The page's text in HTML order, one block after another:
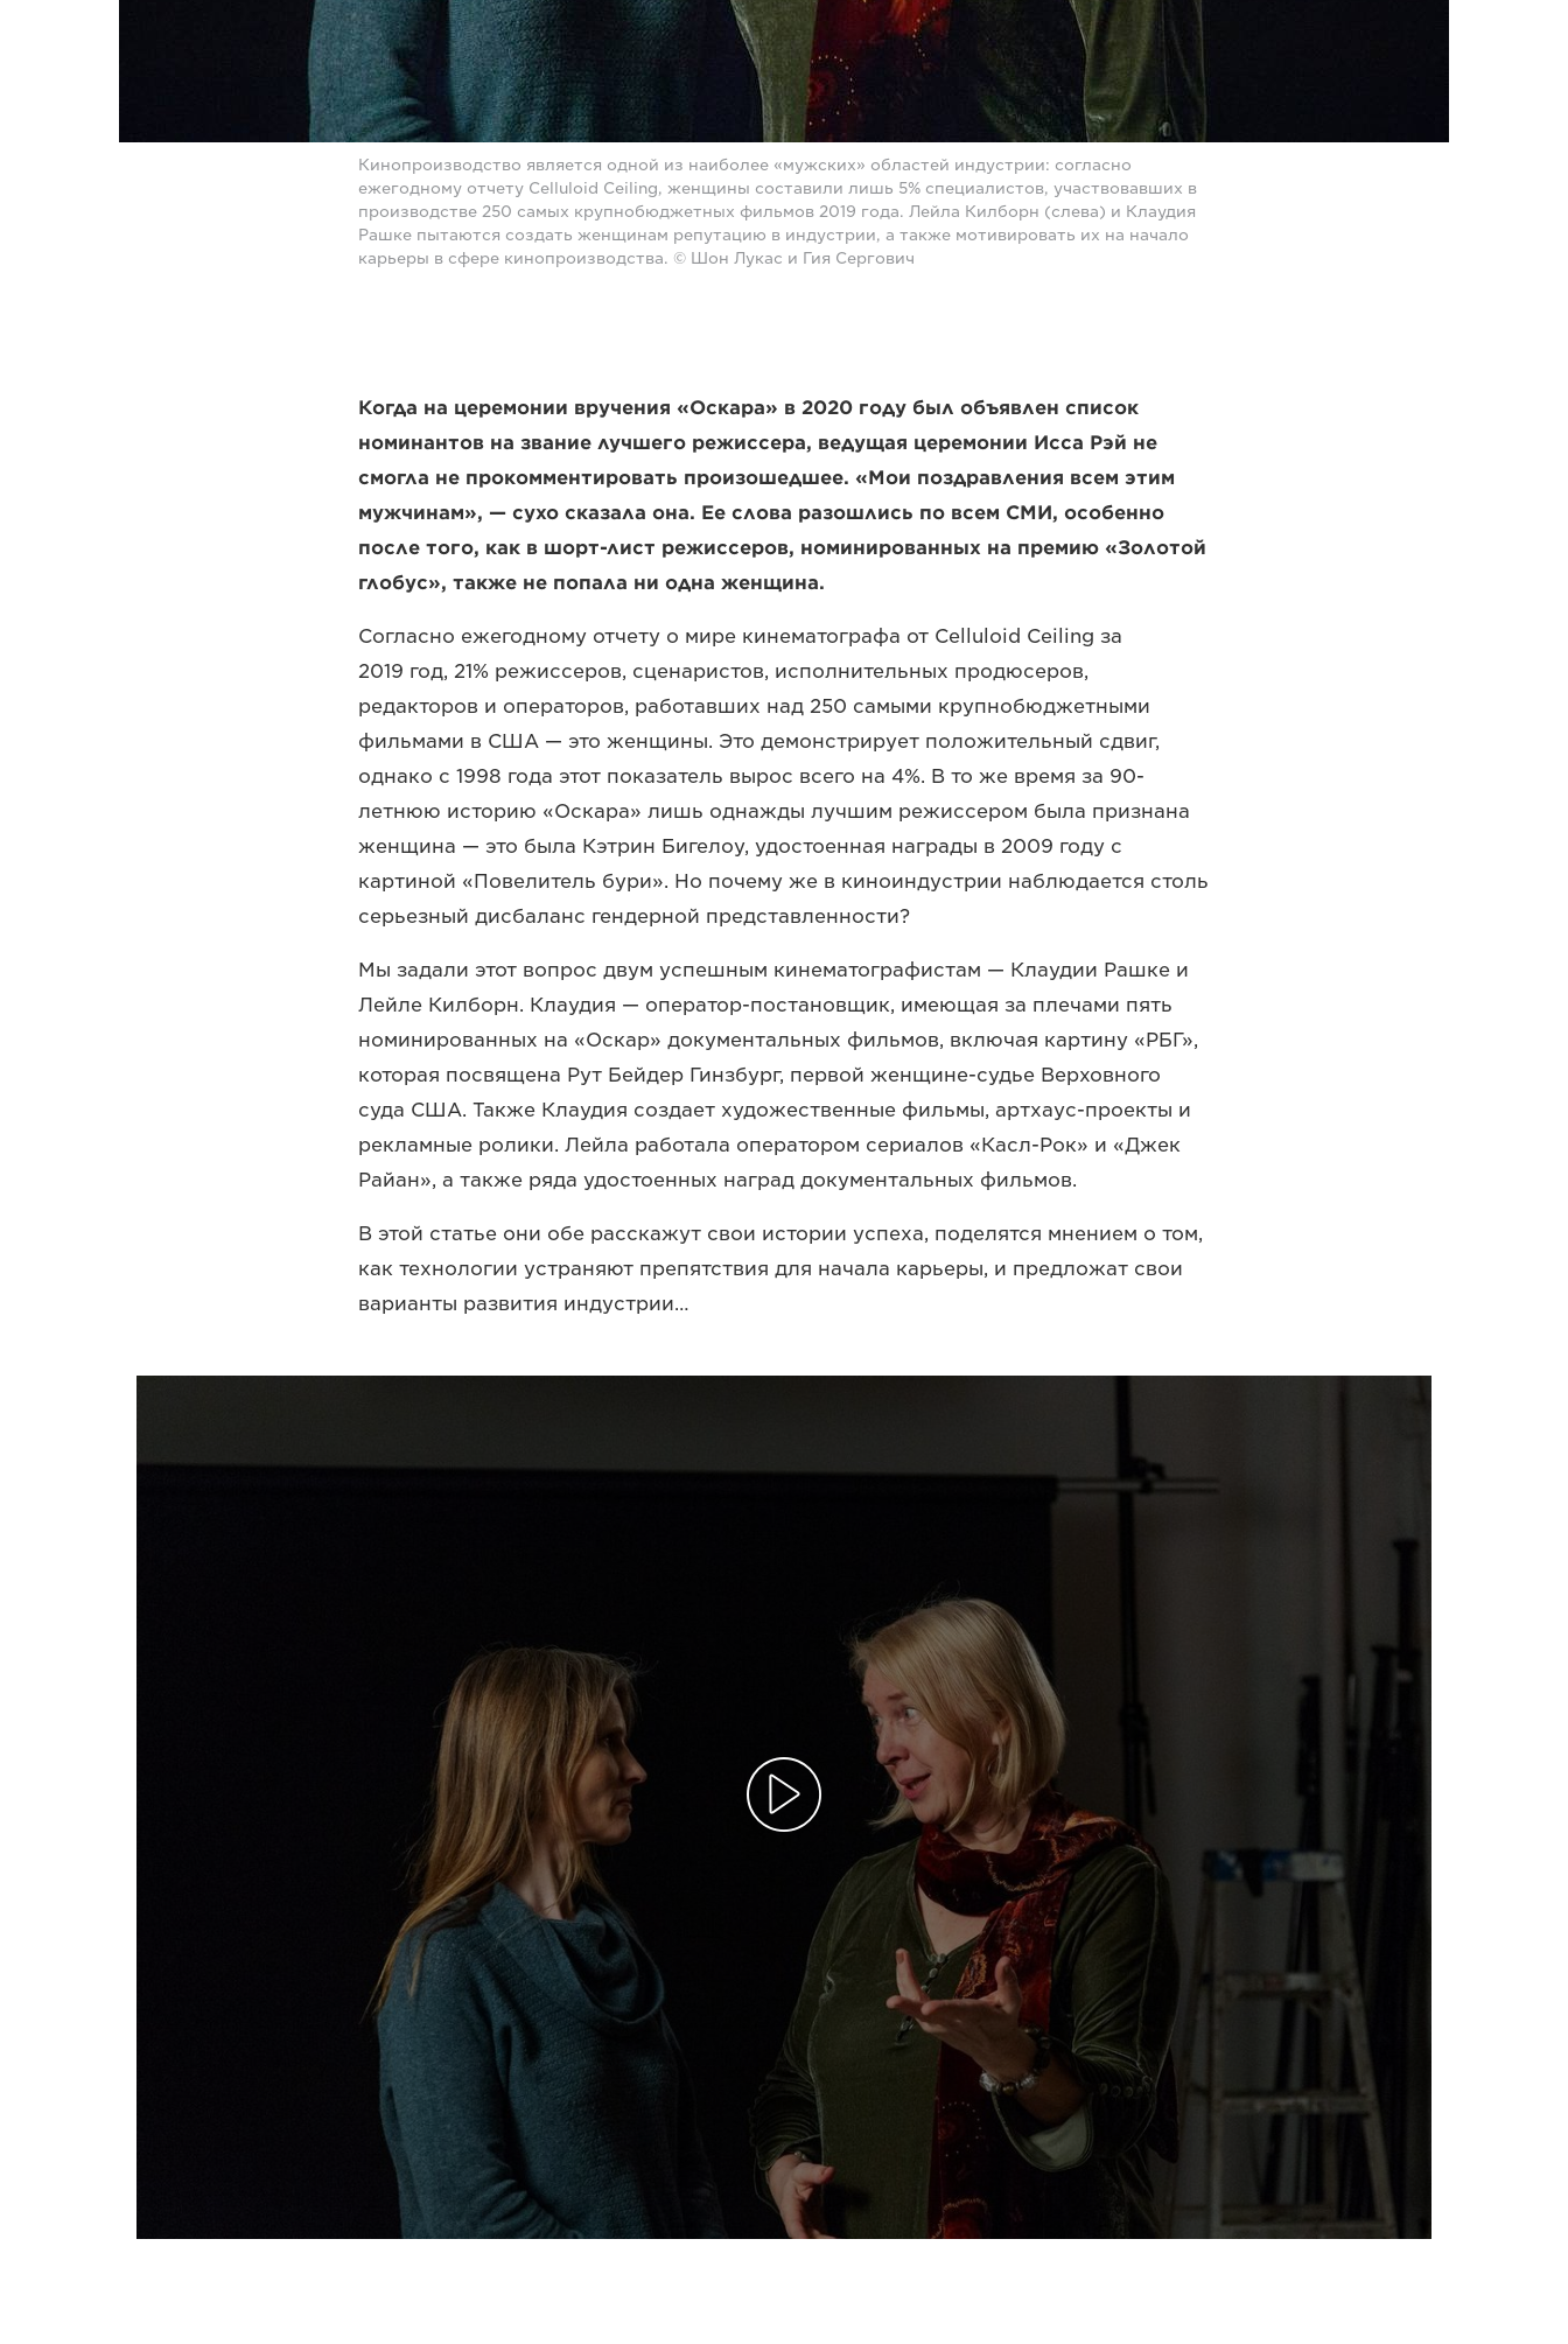
Кинопроизводство является одной из наиболее «мужских» областей индустрии: согласно
ежегодному отчету Celluloid Ceiling, женщины составили лишь 5% специалистов, участвовавших в
производстве 250 самых крупнобюджетных фильмов 2019 года. Лейла Килборн (слева) и Клаудия
Рашке пытаются создать женщинам репутацию в индустрии, а также мотивировать их на начало
карьеры в сфере кинопроизводства. © Шон Лукас и Гия Сергович
Когда на церемонии вручения «Оскара» в 2020 году был объявлен список
номинантов на звание лучшего режиссера, ведущая церемонии Исса Рэй не
смогла не прокомментировать произошедшее. «Мои поздравления всем этим
мужчинам», — сухо сказала она. Ее слова разошлись по всем СМИ, особенно
после того, как в шорт-лист режиссеров, номинированных на премию «Золотой
глобус», также не попала ни одна женщина.
Согласно ежегодному отчету о мире кинематографа от Celluloid Ceiling за
2019 год, 21% режиссеров, сценаристов, исполнительных продюсеров,
редакторов и операторов, работавших над 250 самыми крупнобюджетными
фильмами в США — это женщины. Это демонстрирует положительный сдвиг,
однако с 1998 года этот показатель вырос всего на 4%. В то же время за 90-
летнюю историю «Оскара» лишь однажды лучшим режиссером была признана
женщина — это была Кэтрин Бигелоу, удостоенная награды в 2009 году с
картиной «Повелитель бури». Но почему же в киноиндустрии наблюдается столь
серьезный дисбаланс гендерной представленности?
Мы задали этот вопрос двум успешным кинематографистам — Клаудии Рашке и
Лейле Килборн. Клаудия — оператор-постановщик, имеющая за плечами пять
номинированных на «Оскар» документальных фильмов, включая картину «РБГ»,
которая посвящена Рут Бейдер Гинзбург, первой женщине-судье Верховного
суда США. Также Клаудия создает художественные фильмы, артхаус-проекты и
рекламные ролики. Лейла работала оператором сериалов «Касл-Рок» и «Джек
Райан», а также ряда удостоенных наград документальных фильмов.
В этой статье они обе расскажут свои истории успеха, поделятся мнением о том,
как технологии устраняют препятствия для начала карьеры, и предложат свои
варианты развития индустрии…